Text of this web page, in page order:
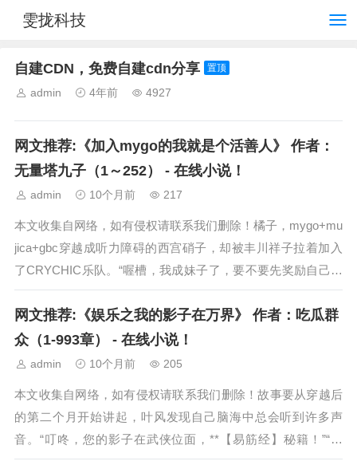
雯拢科技
自建CDN，免费自建cdn分享 置顶
admin 4年前 4927
网文推荐:《加入mygo的我就是个活善人》 作者：
无量塔九子（1～252） - 在线小说！
admin 10个月前 217
本文收集自网络，如有侵权请联系我们删除！橘子，mygo+mu
jica+gbc穿越成听力障碍的西宫硝子，却被丰川祥子拉着加入
了CRYCHIC乐队。“喔槽，我成妹子了，要不要先奖励自己一
下?”“不过，这个...
网文推荐:《娱乐之我的影子在万界》 作者：吃瓜群
众（1-993章） - 在线小说！
admin 10个月前 205
本文收集自网络，如有侵权请联系我们删除！故事要从穿越后
的第二个月开始讲起，叶风发现自己脑海中总会听到许多声
音。“叮咚，您的影子在武侠位面，**【易筋经】秘籍！”“叮
咚，您的影子在修真位面，**【乾坤须...